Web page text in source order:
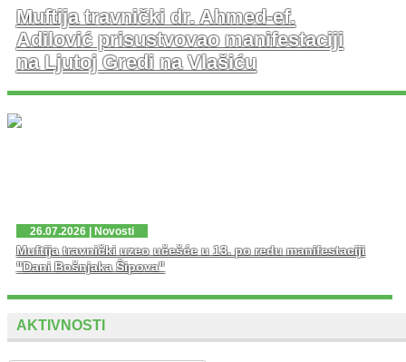
Muftija travnički dr. Ahmed-ef.
Adilović prisustvovao manifestaciji
na Ljutoj Gredi na Vlašiću
U nedjelju, 02. 08. 2026. god. na platou Ljute Grede i
spomen obilježja Zlatni Ljiljan – general Mehmed Alagić
održana je manifestacija Dani pobjede – Dani ponosa,
26.07.2026 | Novosti
Muftija travnički uzeo učešće u 13. po redu manifestaciji
"Dani Bošnjaka Šipova"
AKTIVNOSTI